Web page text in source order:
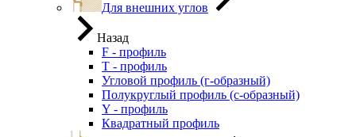
Для внешних углов
Назад
F - профиль
Т - профиль
Угловой профиль (г-образный)
Полукруглый профиль (с-образный)
Y - профиль
Квадратный профиль